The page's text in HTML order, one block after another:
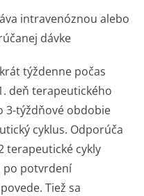
intravenóznou alebo
dávke
týždenne počas
deň terapeutického
3-týždňové obdobie
cyklus. Odporúča
terapeutické cykly
po potvrdení
Tiež sa